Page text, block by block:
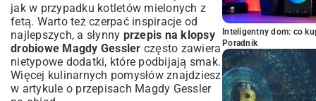
jak w przypadku kotletów mielonych z
fetą. Warto też czerpać inspiracje od
najlepszych, a słynny przepis na klopsy
drobiowe Magdy Gessler często zawiera
nietypowe dodatki, które podbijają smak.
Więcej kulinarnych pomysłów znajdziesz
w artykule o przepisach Magdy Gessler
Inteligentny dom: co
Poradnik